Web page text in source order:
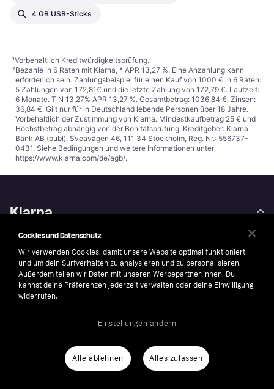
4 GB USB-Sticks
¹Vorbehaltlich Kreditwürdigkeitsprüfung.
²Bezahle in 6 Raten mit Klarna, * APR 13,27 %. Eine Anzahlung kann
erforderlich sein. Zahlungsbeispiel für einen Kauf von 1000 € in 6 Raten:
5 Zahlungen von 172,81€ und die letzte Zahlung von 172,79 €. Laufzeit:
6 Monate. TIN 13,27% APR 13,27 %. Gesamtbetrag: 1036,84 €. Zinsen:
36,84 €. Gilt nur für in Deutschland lebende Personen über 18 Jahre.
Vorbehaltlich der Zustimmung von Klarna. Mindestkaufbetrag 25 € und
Höchstbetrag abhängig von der Bonitätsprüfung. Kreditgeber: Klarna
Bank AB (publ), Sveavägen 46, 111 34 Stockholm, Reg. Nr.: 556737-
0431. Siehe Bedingungen und weitere Informationen unter
https://www.klarna.com/de/agb/.
Klarna
Über uns
Karriere
AGB
Presse
Weiterverkaufen
Auto-Track
Barrierefreiheit
Kontakt
Kontaktinformationen für
Behörden
Cookies und Datenschutz
Wir verwenden Cookies, damit unsere Website optimal funktioniert,
und um dein Surfverhalten zu analysieren und zu personalisieren.
Außerdem teilen wir Daten mit unseren Werbepartner:innen. Du
kannst deine Präferenzen jederzeit verwalten oder deine Einwilligung
widerrufen.
Alle ablehnen Alles zulassen
Einstellungen ändern